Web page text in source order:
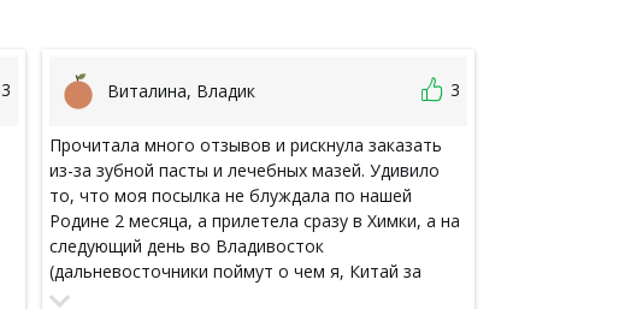
3 Виталина, Владик 3
Прочитала много отзывов и рискнула заказать
из-за зубной пасты и лечебных мазей. Удивило
то, что моя посылка не блуждала по нашей
Родине 2 месяца, а прилетела сразу в Химки, а на
следующий день во Владивосток
(дальневосточники поймут о чем я, Китай за
углом, а посылки с Али приходят к нам самыми